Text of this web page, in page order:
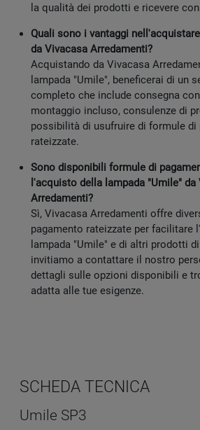
la qualità dei prodotti e ricevere
Quali sono i vantaggi
da Vivacasa Arredamenti?
Acquistando da Vivacasa
lampada "Umile", beneficerai di un
completo che include consegna
montaggio incluso, consulenze di
possibilità di usufruire di formule di
rateizzate.
Sono disponibili formule di
l'acquisto della lampada "Umile" da
Arredamenti?
Sì, Vivacasa Arredamenti offre
pagamento rateizzate per facilitare
lampada "Umile" e di altri prodotti
invitiamo a contattare il nostro
dettagli sulle opzioni disponibili e
adatta alle tue esigenze.
SCHEDA TECNICA
Umile SP3